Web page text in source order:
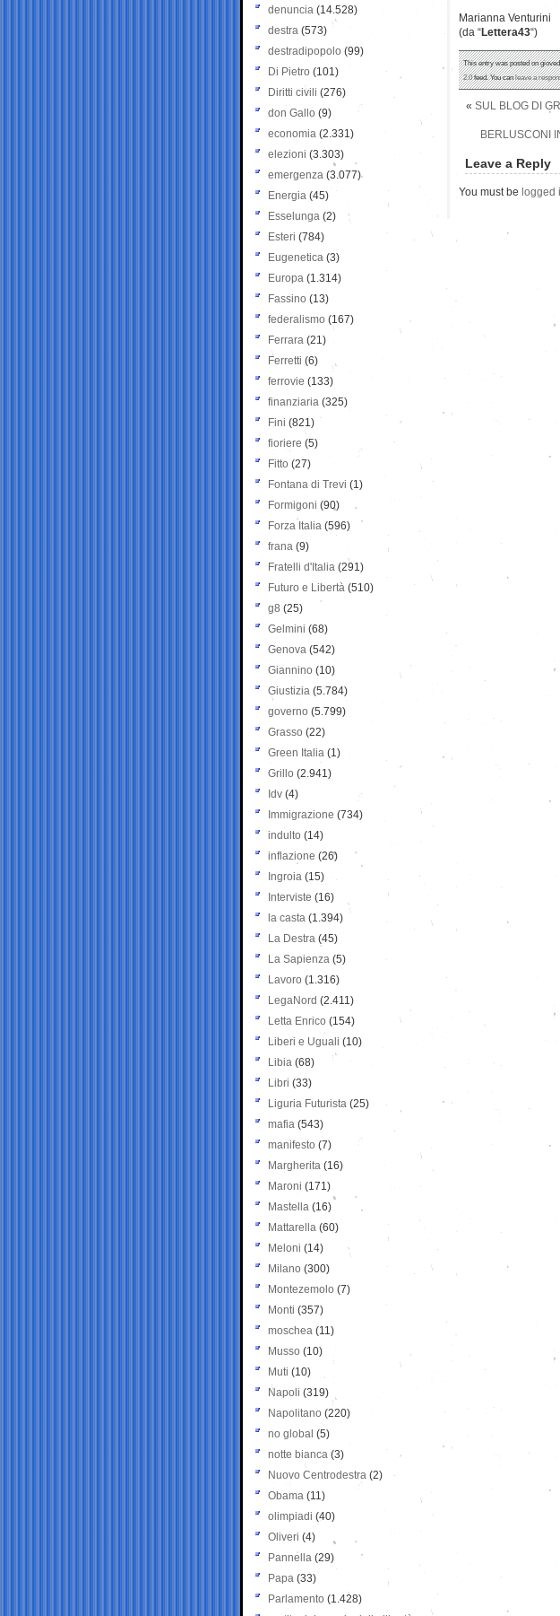
Marianna Venturini
(da “Lettera43“)
This entry was posted on
2.0feed. You canleave a
« SUL BLOG DI
BERLUSCONI
Leave a Reply
You must be logged
denuncia (14.528)
destra (573)
destradipopolo (99)
Di Pietro (101)
Diritti civili (276)
don Gallo (9)
economia (2.331)
elezioni (3.303)
emergenza (3.077)
Energia (45)
Esselunga (2)
Esteri (784)
Eugenetica (3)
Europa (1.314)
Fassino (13)
federalismo (167)
Ferrara (21)
Ferretti (6)
ferrovie (133)
finanziaria (325)
Fini (821)
fioriere (5)
Fitto (27)
Fontana di Trevi (1)
Formigoni (90)
Forza Italia (596)
frana (9)
Fratelli d'Italia (291)
Futuro e Libertà (510)
g8 (25)
Gelmini (68)
Genova (542)
Giannino (10)
Giustizia (5.784)
governo (5.799)
Grasso (22)
Green Italia (1)
Grillo (2.941)
Idv (4)
Immigrazione (734)
indulto (14)
inflazione (26)
Ingroia (15)
Interviste (16)
la casta (1.394)
La Destra (45)
La Sapienza (5)
Lavoro (1.316)
LegaNord (2.411)
Letta Enrico (154)
Liberi e Uguali (10)
Libia (68)
Libri (33)
Liguria Futurista (25)
mafia (543)
manifesto (7)
Margherita (16)
Maroni (171)
Mastella (16)
Mattarella (60)
Meloni (14)
Milano (300)
Montezemolo (7)
Monti (357)
moschea (11)
Musso (10)
Muti (10)
Napoli (319)
Napolitano (220)
no global (5)
notte bianca (3)
Nuovo Centrodestra (2)
Obama (11)
olimpiadi (40)
Oliveri (4)
Pannella (29)
Papa (33)
Parlamento (1.428)